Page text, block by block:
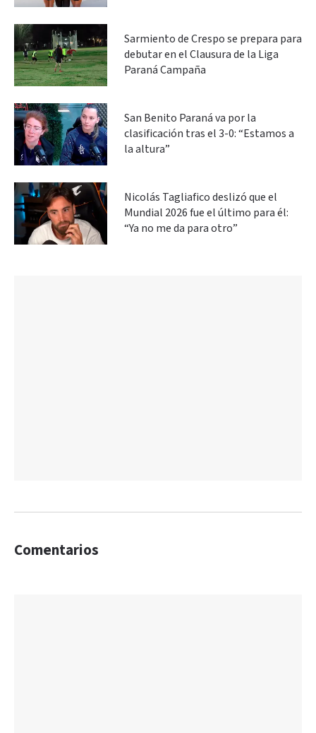
Sarmiento de Crespo se prepara para
debutar en el Clausura de la Liga
Paraná Campaña
San Benito Paraná va por la
clasificación tras el 3-0: “Estamos a
la altura”
Nicolás Tagliafico deslizó que el
Mundial 2026 fue el último para él:
“Ya no me da para otro”
Comentarios